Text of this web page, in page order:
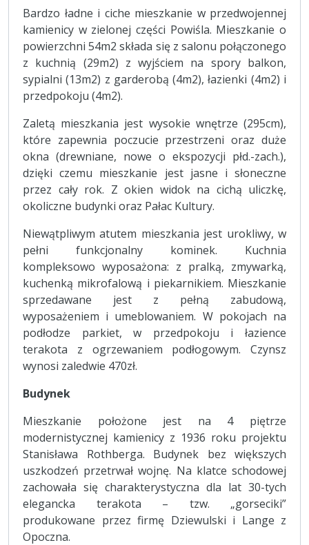
Bardzo ładne i ciche mieszkanie w przedwojennej
kamienicy w zielonej części Powiśla. Mieszkanie o
powierzchni 54m2 składa się z salonu połączonego
z kuchnią (29m2) z wyjściem na spory balkon,
sypialni (13m2) z garderobą (4m2), łazienki (4m2) i
przedpokoju (4m2).
Zaletą mieszkania jest wysokie wnętrze (295cm),
które zapewnia poczucie przestrzeni oraz duże
okna (drewniane, nowe o ekspozycji płd.-zach.),
dzięki czemu mieszkanie jest jasne i słoneczne
przez cały rok. Z okien widok na cichą uliczkę,
okoliczne budynki oraz Pałac Kultury.
Niewątpliwym atutem mieszkania jest urokliwy, w
pełni funkcjonalny kominek. Kuchnia
kompleksowo wyposażona: z pralką, zmywarką,
kuchenką mikrofalową i piekarnikiem. Mieszkanie
sprzedawane jest z pełną zabudową,
wyposażeniem i umeblowaniem. W pokojach na
podłodze parkiet, w przedpokoju i łazience
terakota z ogrzewaniem podłogowym. Czynsz
wynosi zaledwie 470zł.
Budynek
Mieszkanie położone jest na 4 piętrze
modernistycznej kamienicy z 1936 roku projektu
Stanisława Rothberga. Budynek bez większych
uszkodzeń przetrwał wojnę. Na klatce schodowej
zachowała się charakterystyczna dla lat 30-tych
elegancka terakota – tzw. „gorseciki”
produkowane przez firmę Dziewulski i Lange z
Opoczna.